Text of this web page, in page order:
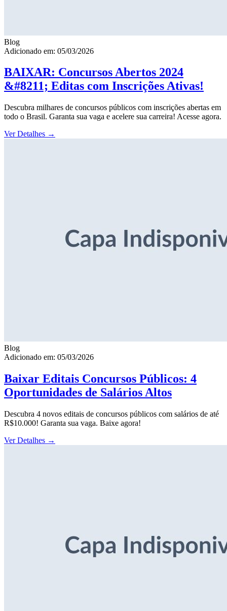
Blog
Adicionado em: 05/03/2026
BAIXAR: Concursos Abertos 2024
&#8211; Editas com Inscrições Ativas!
Descubra milhares de concursos públicos com inscrições abertas em
todo o Brasil. Garanta sua vaga e acelere sua carreira! Acesse agora.
Ver Detalhes →
Blog
Adicionado em: 05/03/2026
Baixar Editais Concursos Públicos: 4
Oportunidades de Salários Altos
Descubra 4 novos editais de concursos públicos com salários de até
R$10.000! Garanta sua vaga. Baixe agora!
Ver Detalhes →